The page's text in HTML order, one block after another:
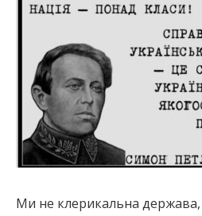
Ми не клерикальна